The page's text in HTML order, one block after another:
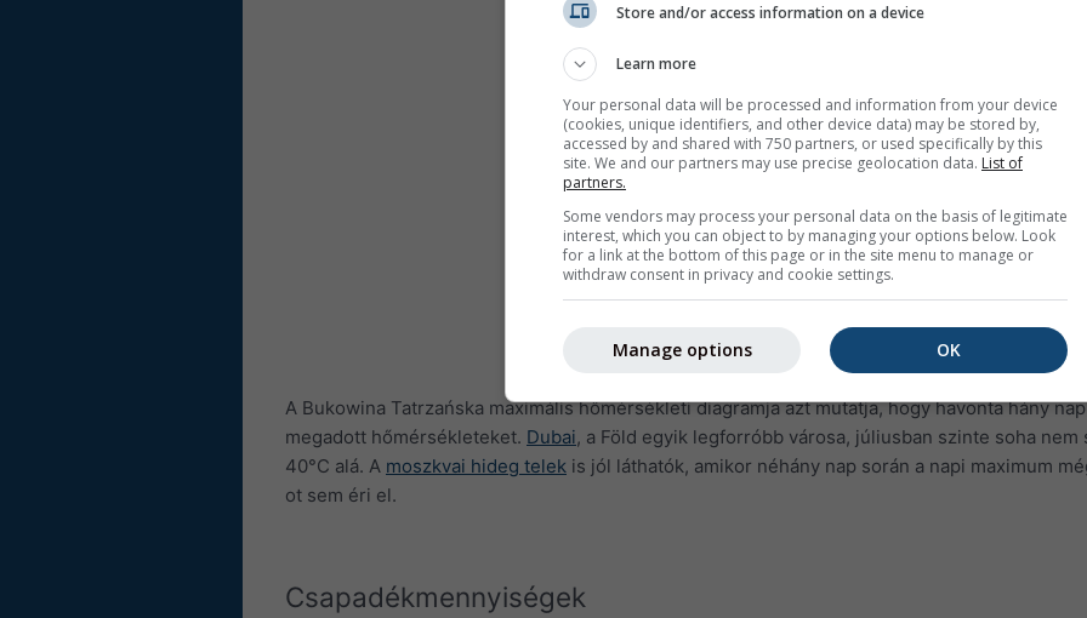
A Bukowina Tatrzańska maximális hőmérsékleti diagramja azt mutatja, hogy havonta hány
megadott hőmérsékleteket. Dubai, a Föld egyik legforróbb városa, júliusban szinte soha nem
40°C alá. A moszkvai hideg telek is jól láthatók, amikor néhány nap során a napi maximum
ot sem éri el.
Csapadékmennyiségek
Store and/or access information on a device
Learn more
Your personal data will be processed and information from your device
(cookies, unique identifiers, and other device data) may be stored by,
accessed by and shared with 750 partners, or used specifically by this
site. We and our partners may use precise geolocation data. List of
partners.
Some vendors may process your personal data on the basis of legitimate
interest, which you can object to by managing your options below. Look
for a link at the bottom of this page or in the site menu to manage or
withdraw consent in privacy and cookie settings.
OK
Manage options